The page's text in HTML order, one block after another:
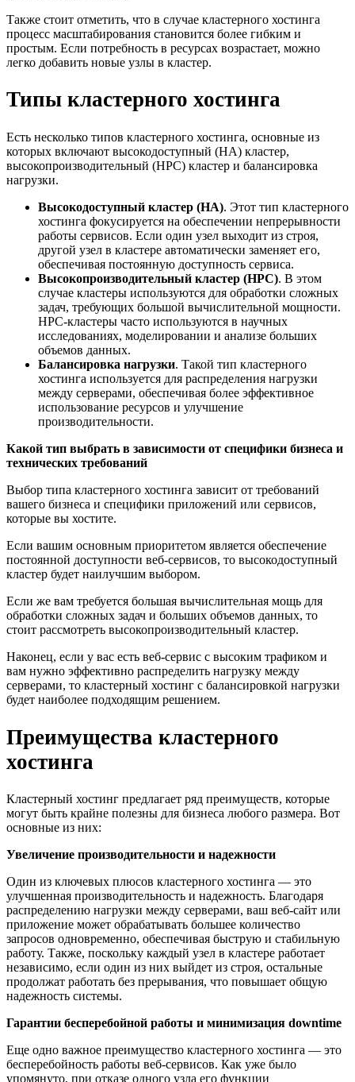
Также стоит отметить, что в случае кластерного хостинга
процесс масштабирования становится более гибким и
простым. Если потребность в ресурсах возрастает, можно
легко добавить новые узлы в кластер.
Типы кластерного хостинга
Есть несколько типов кластерного хостинга, основные из
которых включают высокодоступный (HA) кластер,
высокопроизводительный (HPC) кластер и балансировка
нагрузки.
Высокодоступный кластер (HA). Этот тип кластерного
хостинга фокусируется на обеспечении непрерывности
работы сервисов. Если один узел выходит из строя,
другой узел в кластере автоматически заменяет его,
обеспечивая постоянную доступность сервиса.
Высокопроизводительный кластер (HPC). В этом
случае кластеры используются для обработки сложных
задач, требующих большой вычислительной мощности.
HPC-кластеры часто используются в научных
исследованиях, моделировании и анализе больших
объемов данных.
Балансировка нагрузки. Такой тип кластерного
хостинга используется для распределения нагрузки
между серверами, обеспечивая более эффективное
использование ресурсов и улучшение
производительности.
Какой тип выбрать в зависимости от специфики бизнеса и
технических требований
Выбор типа кластерного хостинга зависит от требований
вашего бизнеса и специфики приложений или сервисов,
которые вы хостите.
Если вашим основным приоритетом является обеспечение
постоянной доступности веб-сервисов, то высокодоступный
кластер будет наилучшим выбором.
Если же вам требуется большая вычислительная мощь для
обработки сложных задач и больших объемов данных, то
стоит рассмотреть высокопроизводительный кластер.
Наконец, если у вас есть веб-сервис с высоким трафиком и
вам нужно эффективно распределить нагрузку между
серверами, то кластерный хостинг с балансировкой нагрузки
будет наиболее подходящим решением.
Преимущества кластерного
хостинга
Кластерный хостинг предлагает ряд преимуществ, которые
могут быть крайне полезны для бизнеса любого размера. Вот
основные из них:
Увеличение производительности и надежности
Один из ключевых плюсов кластерного хостинга — это
улучшенная производительность и надежность. Благодаря
распределению нагрузки между серверами, ваш веб-сайт или
приложение может обрабатывать большее количество
запросов одновременно, обеспечивая быструю и стабильную
работу. Также, поскольку каждый узел в кластере работает
независимо, если один из них выйдет из строя, остальные
продолжат работать без прерывания, что повышает общую
надежность системы.
Гарантии бесперебойной работы и минимизация downtime
Еще одно важное преимущество кластерного хостинга — это
бесперебойность работы веб-сервисов. Как уже было
упомянуто, при отказе одного узла его функции